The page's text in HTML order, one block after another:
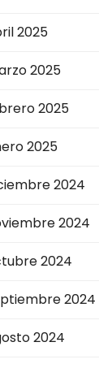
2025
2025
2025
2025
2024
2024
2024
2024
2024